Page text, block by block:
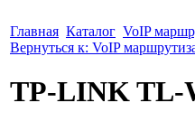
Главная Каталог VoIP
Вернуться к: VoIP
TP-LINK TL-